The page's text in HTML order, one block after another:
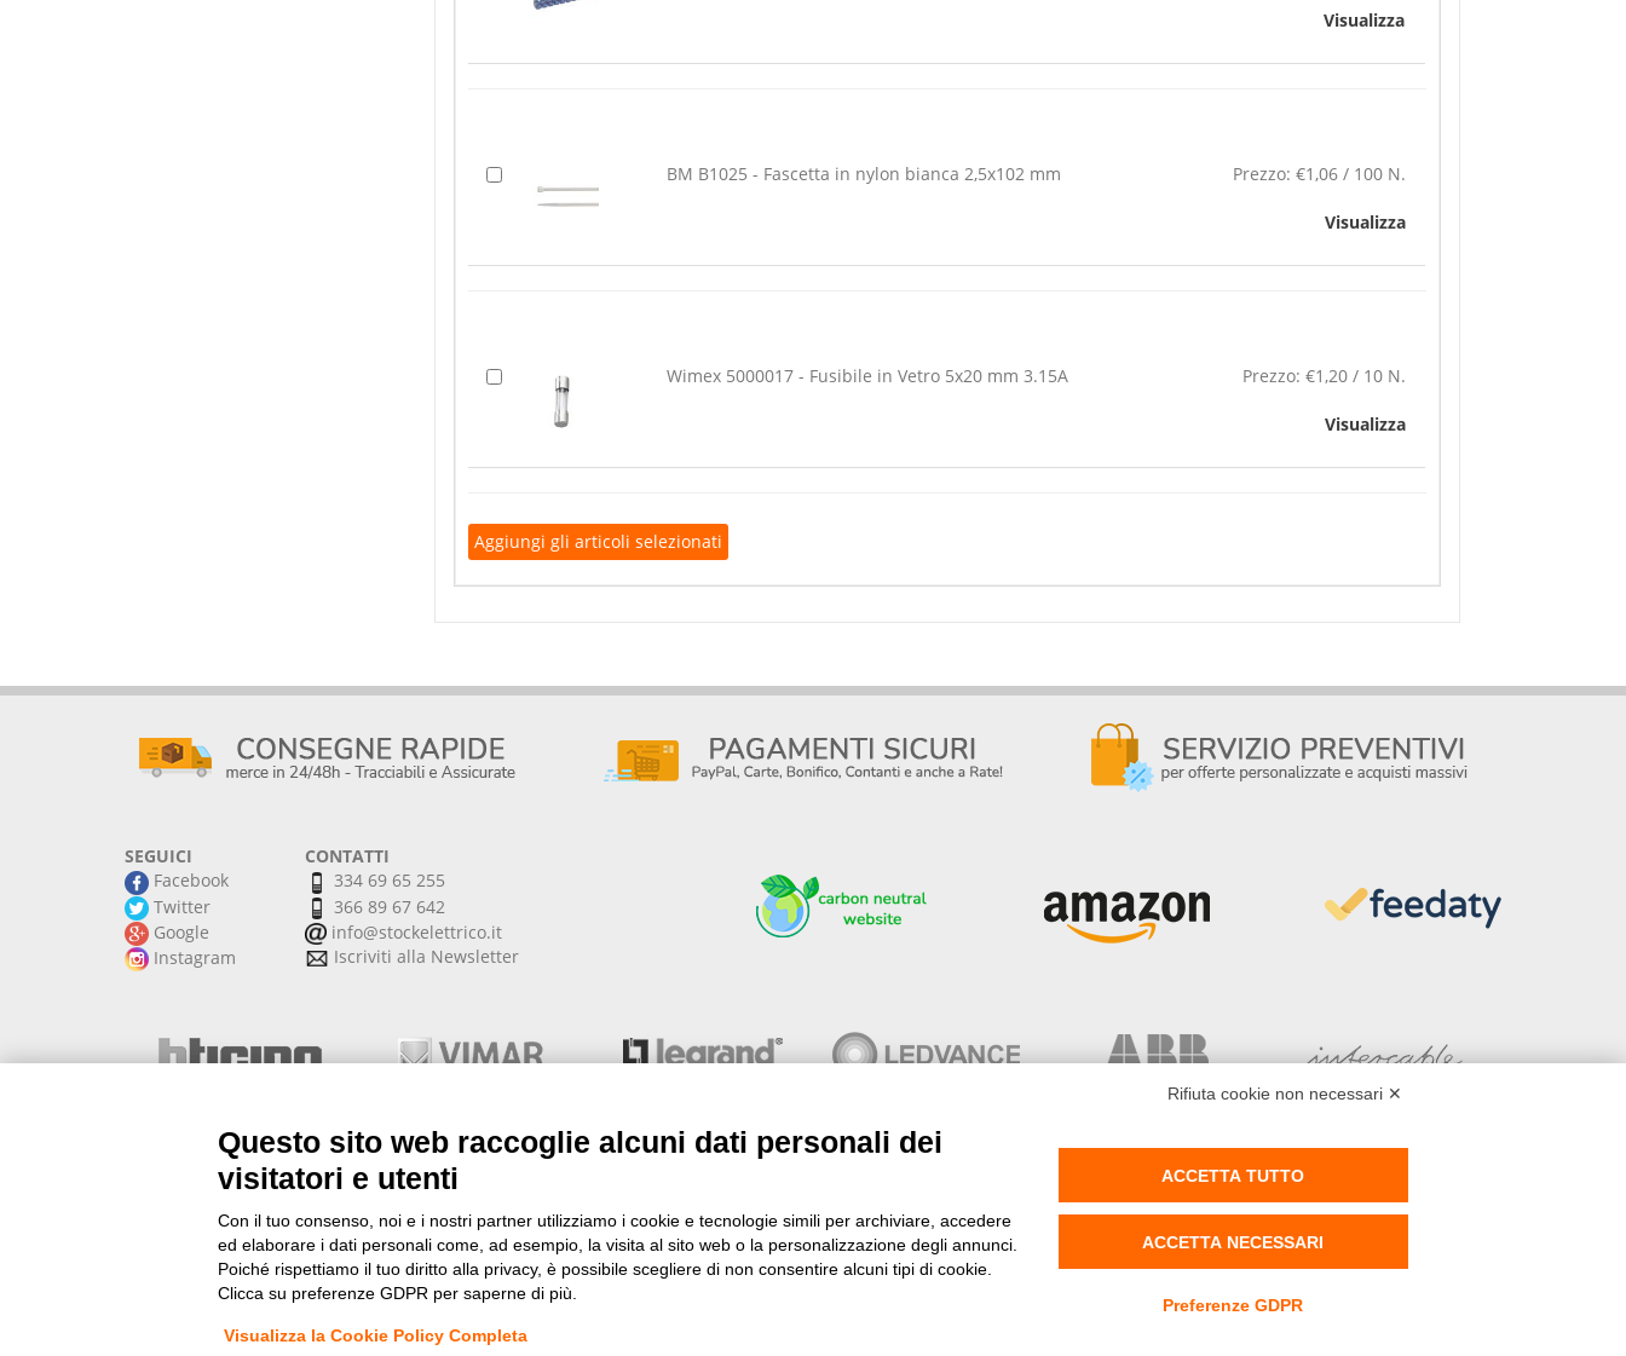
Visualizza
BM B1025 - Fascetta in nylon bianca 2,5x102 mm Prezzo:€1,06 / 100 N.
Visualizza
Wimex 5000017 - Fusibile in Vetro 5x20 mm 3.15A Prezzo:€1,20 / 10 N.
Visualizza
SEGUICI
Facebook
Twitter
Google
Instagram
CONTATTI
334 69 65 255
366 89 67 642
info@stockelettrico.it
Iscriviti alla Newsletter
Materiale Elettrico Online- Copyright© 2013-2026 Stock Elettrico® S.r.l. All right reserved - P.IVA 02141180519 - REA MO 401889 - Powered by
Rifiuta cookie non necessari ✕
Questo sito web raccoglie alcuni dati personali dei
visitatori e utenti
Con il tuo consenso, noi e i nostri partner utilizziamo i cookie e tecnologie simili per archiviare, accedere
ed elaborare i dati personali come, ad esempio, la visita al sito web o la personalizzazione degli annunci.
Poiché rispettiamo il tuo diritto alla privacy, è possibile scegliere di non consentire alcuni tipi di cookie.
Clicca su preferenze GDPR per saperne di più.
Visualizza la Cookie Policy Completa
ACCETTA TUTTO
ACCETTA NECESSARI
Preferenze GDPR